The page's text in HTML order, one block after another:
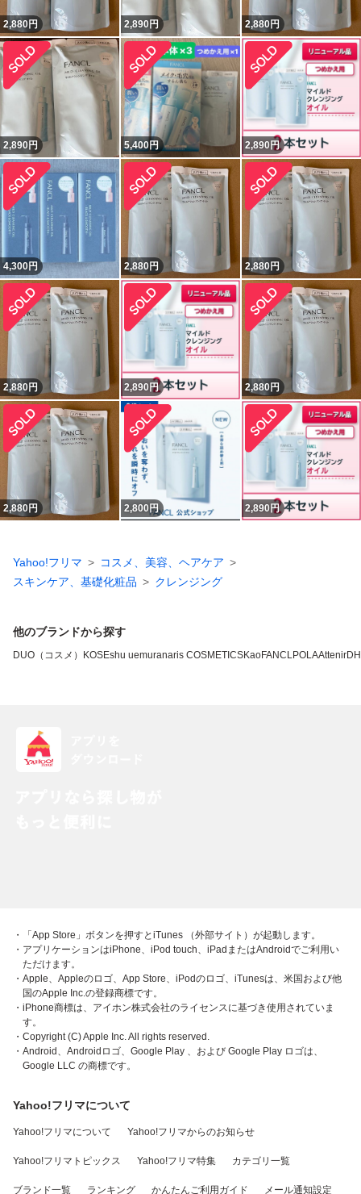
2,880円 2,890円 2,880円
2,890円 5,400円 2,890 円
4,300円 2,880円 2,880円
2,880円 2,890 円 2,880円
2,880円 2,800 円 2,890 円
Yahoo!フリマ
コスメ、美容、ヘアケア
スキンケア、基礎化粧品
クレンジング
他のブランドから探す
DUO（コスメ） KOSEshu uemuranaris COSMETICSKaoFANCLPOLAAttenir
・「App Store」ボタンを押すとiTunes （外部サイト）が起動します。
・アプリケーションはiPhone、iPod touch、iPadまたはAndroidでご利用い
ただけます。
・Apple、Appleのロゴ、App Store、iPodのロゴ、iTunesは、米国および他
国のApple Inc.の登録商標です。
・iPhone商標は、アイホン株式会社のライセンスに基づき使用されていま
す。
・Copyright (C) Apple Inc. All rights reserved.
・Android、Androidロゴ、Google Play 、および Google Play ロゴは、
Google LLC の商標です。
Yahoo!フリマについて
Yahoo!フリマについて Yahoo!フリマからのお知らせ
Yahoo!フリマトピックス Yahoo!フリマ特集 カテゴリ一覧
ブランド一覧 ランキング かんたんご利用ガイド メール通知設定